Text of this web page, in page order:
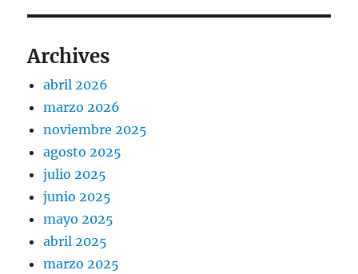
Archives
abril 2026
marzo 2026
noviembre 2025
agosto 2025
julio 2025
junio 2025
mayo 2025
abril 2025
marzo 2025